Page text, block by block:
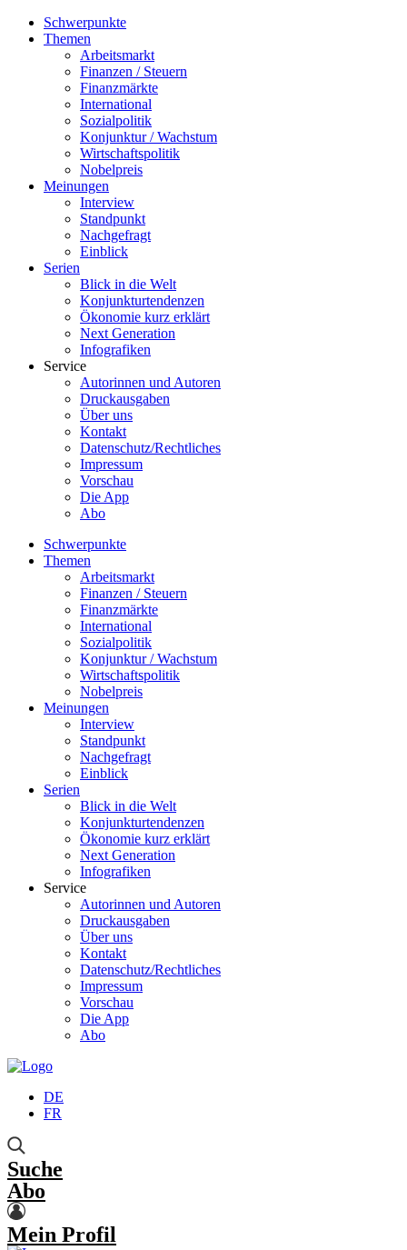
Schwerpunkte
Themen
Arbeitsmarkt
Finanzen / Steuern
Finanzmärkte
International
Sozialpolitik
Konjunktur / Wachstum
Wirtschaftspolitik
Nobelpreis
Meinungen
Interview
Standpunkt
Nachgefragt
Einblick
Serien
Blick in die Welt
Konjunkturtendenzen
Ökonomie kurz erklärt
Next Generation
Infografiken
Service
Autorinnen und Autoren
Druckausgaben
Über uns
Kontakt
Datenschutz/Rechtliches
Impressum
Vorschau
Die App
Abo
Schwerpunkte
Themen
Arbeitsmarkt
Finanzen / Steuern
Finanzmärkte
International
Sozialpolitik
Konjunktur / Wachstum
Wirtschaftspolitik
Nobelpreis
Meinungen
Interview
Standpunkt
Nachgefragt
Einblick
Serien
Blick in die Welt
Konjunkturtendenzen
Ökonomie kurz erklärt
Next Generation
Infografiken
Service
Autorinnen und Autoren
Druckausgaben
Über uns
Kontakt
Datenschutz/Rechtliches
Impressum
Vorschau
Die App
Abo
DE
FR
Suche
Abo
Mein Profil